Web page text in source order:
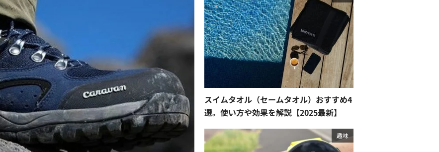
スイムタオル（セームタオル）おすすめ4
選。使い方や効果を解説【2025最新】
趣味